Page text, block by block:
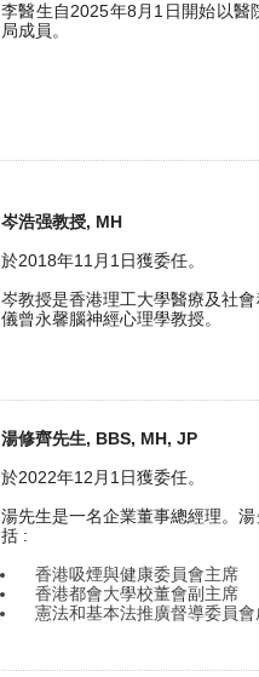
李醫生自2025年8月1日開始以醫
局成員。
岑浩强教授, MH
於2018年11月1日獲委任。
岑教授是香港理工大學醫療及社
儀曾永馨腦神經心理學教授。
湯修齊先生, BBS, MH, JP
於2022年12月1日獲委任。
湯先生是一名企業董事總經理。
括 :
香港吸煙與健康委員會主席
香港都會大學校董會副主席
憲法和基本法推廣督導委員會